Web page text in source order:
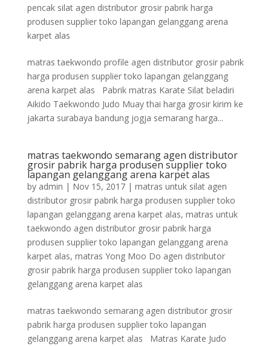
pencak silat agen distributor grosir pabrik harga
produsen supplier toko lapangan gelanggang arena
karpet alas
matras taekwondo profile agen distributor grosir pabrik
harga produsen supplier toko lapangan gelanggang
arena karpet alas Pabrik matras Karate Silat beladiri
Aikido Taekwondo Judo Muay thai harga grosir kirim ke
jakarta surabaya bandung jogja semarang harga...
matras taekwondo semarang agen distributor
grosir pabrik harga produsen supplier toko
lapangan gelanggang arena karpet alas
by admin | Nov 15, 2017| matras untuk silat agen
distributor grosir pabrik harga produsen supplier toko
lapangan gelanggang arena karpet alas, matras untuk
taekwondo agen distributor grosir pabrik harga
produsen supplier toko lapangan gelanggang arena
karpet alas, matras Yong Moo Do agen distributor
grosir pabrik harga produsen supplier toko lapangan
gelanggang arena karpet alas
matras taekwondo semarang agen distributor grosir
pabrik harga produsen supplier toko lapangan
gelanggang arena karpet alas Matras Karate Judo